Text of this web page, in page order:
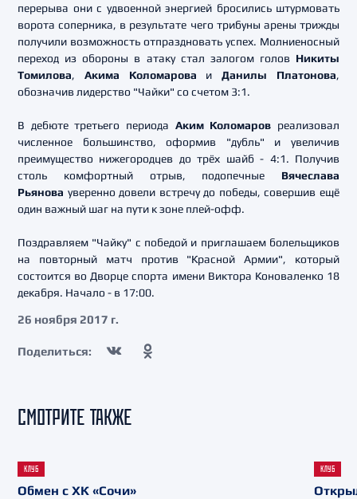
перерыва они с удвоенной энергией бросились штурмовать
ворота соперника, в результате чего трибуны арены трижды
получили возможность отпраздновать успех. Молниеносный
переход из обороны в атаку стал залогом голов Никиты
Томилова, Акима Коломарова иДанилы Платонова,
обозначив лидерство "Чайки" со счетом 3:1.
В дебюте третьего периода Аким Коломаров реализовал
численное большинство, оформив "дубль" и увеличив
преимущество нижегородцев до трёх шайб - 4:1. Получив
столь комфортный отрыв, подопечные Вячеслава
Рьянова уверенно довели встречу до победы, совершив ещё
один важный шаг на пути к зоне плей-офф.
Поздравляем "Чайку" с победой и приглашаем болельщиков
на повторный матч против "Красной Армии", который
состоится во Дворце спорта имени Виктора Коноваленко 18
декабря. Начало - в 17:00.
26 ноября 2017 г.
Поделиться:
СМОТРИТЕ ТАКЖЕ
КЛУБ
Обмен с ХК «Сочи»
КЛУБ